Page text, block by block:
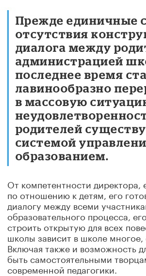
Прежде единичные
отсутствия
диалога между
администрацией
последнее время
лавинообразно
в массовую
родителей
системой
образованием.
От компетентности директора,
по отношению к детям, его
диалогу между всеми
образовательного процесса,
строить открытую для всех
школы зависит в школе многое,
Включая также и возможность
быть самостоятельными
современной педагогики.